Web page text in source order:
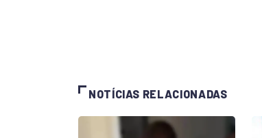
NOTÍCIAS RELACIONADAS